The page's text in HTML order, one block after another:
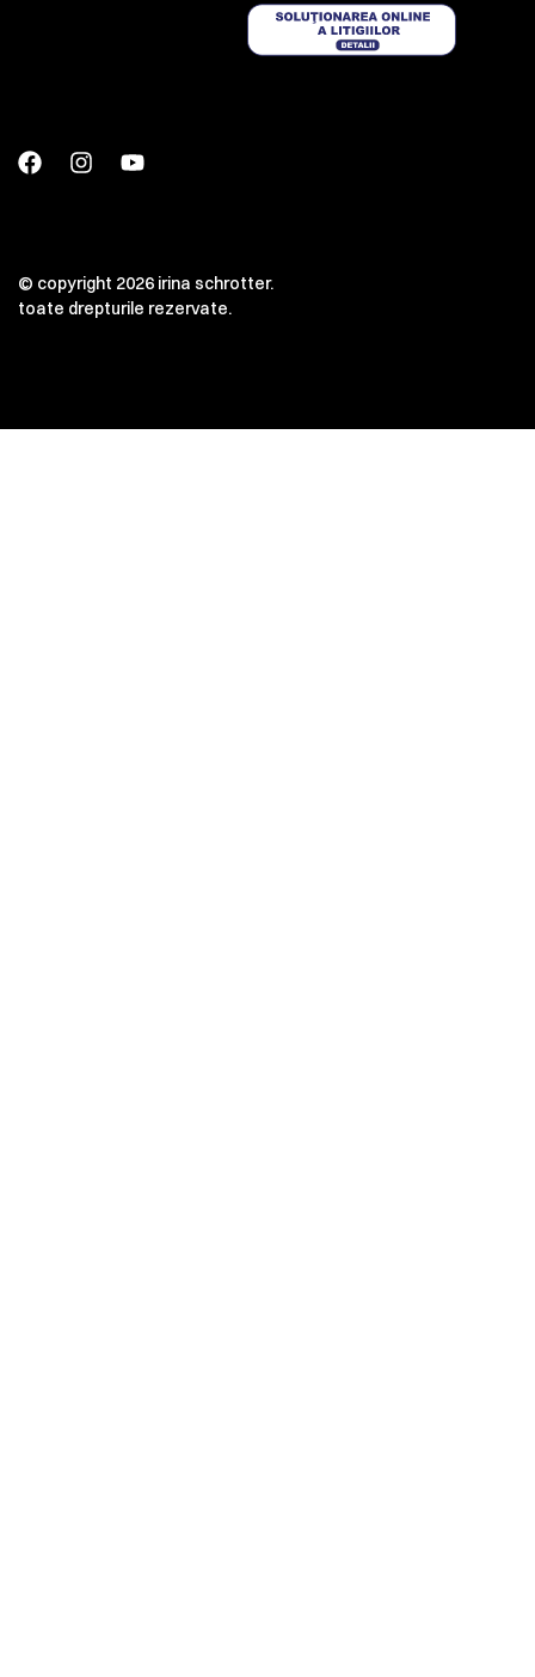
© copyright 2026 irina schrotter.
toate drepturile rezervate.